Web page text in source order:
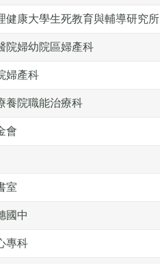
健康大學生死教育與輔導研究所
院婦幼院區婦產科
婦產科
養院職能治療科
會
室
國中
專科